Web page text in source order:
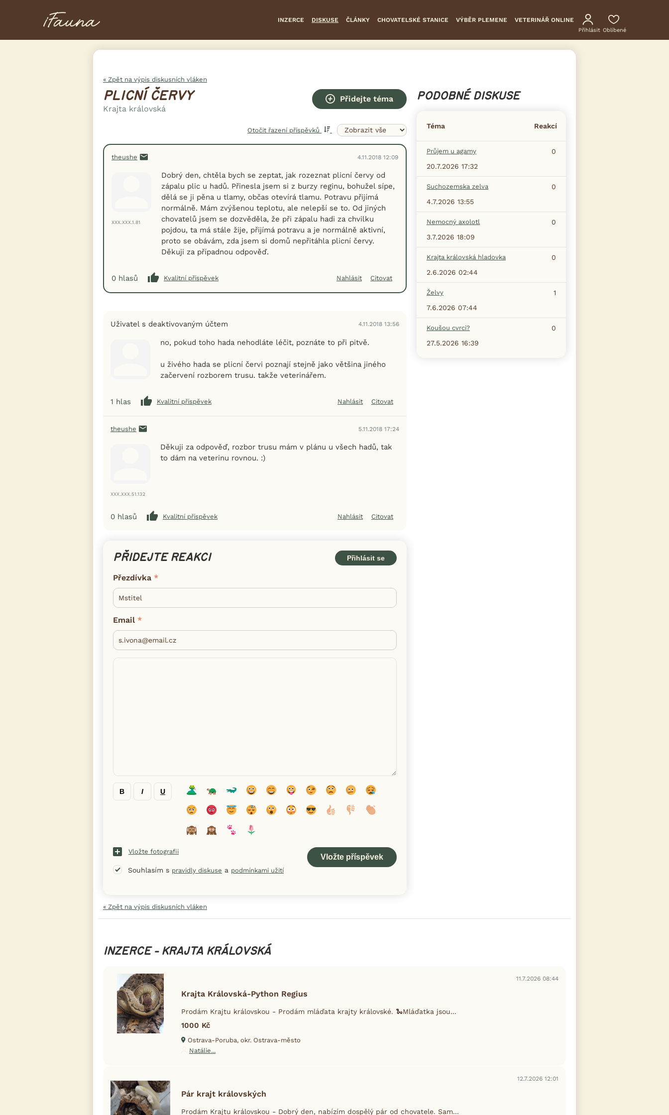
INZERCE DISKUSE ČLÁNKY CHOVATELSKÉ STANICE VÝBĚR PLEMENE VETERINÁŘ ONLINE
Přihlásit Oblíbené
« Zpět na výpis diskusních vláken
PLICNÍ ČERVY
Krajta královská
Přidejte téma
Otočit řazení příspěvků
theushe 4.11.2018 12:09
XXX.XXX.1.81
Dobrý den, chtěla bych se zeptat, jak rozeznat plicní červy od
zápalu plic u hadů. Přinesla jsem si z burzy reginu, bohužel sípe,
dělá se ji pěna u tlamy, občas otevírá tlamu. Potravu přijímá
normálně. Mám zvýšenou teplotu, ale nelepší se to. Od jiných
chovatelů jsem se dozvěděla, že při zápalu hadi za chvilku
pojdou, ta má stále žije, přijímá potravu a je normálně aktivní,
proto se obávám, zda jsem si domů nepřitáhla plicní červy.
Děkuji za případnou odpověď.
0 hlasů Kvalitní příspěvek Nahlásit Citovat
Uživatel s deaktivovaným účtem 4.11.2018 13:56
no, pokud toho hada nehodláte léčit, poznáte to při pitvě.
u živého hada se plicní červi poznají stejně jako většina jiného
začervení rozborem trusu. takže veterinářem.
1 hlas Kvalitní příspěvek Nahlásit Citovat
theushe 5.11.2018 17:24
XXX.XXX.51.132
Děkuji za odpověď, rozbor trusu mám v plánu u všech hadů, tak
to dám na veterinu rovnou. :)
0 hlasů Kvalitní příspěvek Nahlásit Citovat
PŘIDEJTE REAKCI Přihlásit se
Přezdívka
Email
B I U
Vložte fotografii
Souhlasím s pravidly diskuse a podmínkami užití
« Zpět na výpis diskusních vláken
PODOBNÉ DISKUSE
Téma Reakcí
Průjem u agamy
0
20.7.2026 17:32
Suchozemska zelva
0
4.7.2026 13:55
Nemocný axolotl
0
3.7.2026 18:09
Krajta královská hladovka
0
2.6.2026 02:44
Želvy
1
7.6.2026 07:44
Koušou cvrci?
0
27.5.2026 16:39
INZERCE - KRAJTA KRÁLOVSKÁ
11.7.2026 08:44
Krajta Královská-Python Regius
Prodám Krajtu královskou - Prodám mláďata krajty královské. 🐍Mláďatka jsou...
1000 Kč
Ostrava-Poruba, okr. Ostrava-město
Natálie...
12.7.2026 12:01
Pár krajt královských
Prodám Krajtu královskou - Dobrý den, nabízím dospělý pár od chovatele. Sam...